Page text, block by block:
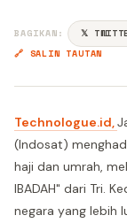
BAGIKAN: 𝕏
🔗 SALIN TAUTAN
Technologue.id,
(Indosat)
haji dan umrah,
IBADAH" dari Tri.
negara yang lebih